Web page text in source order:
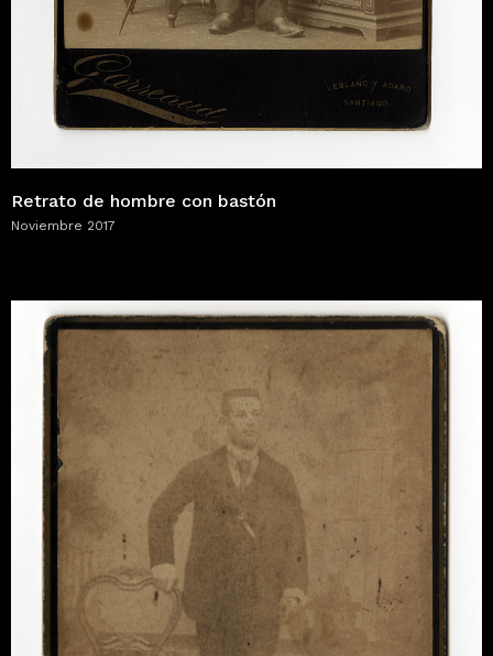
Retrato de hombre con bastón
Noviembre 2017